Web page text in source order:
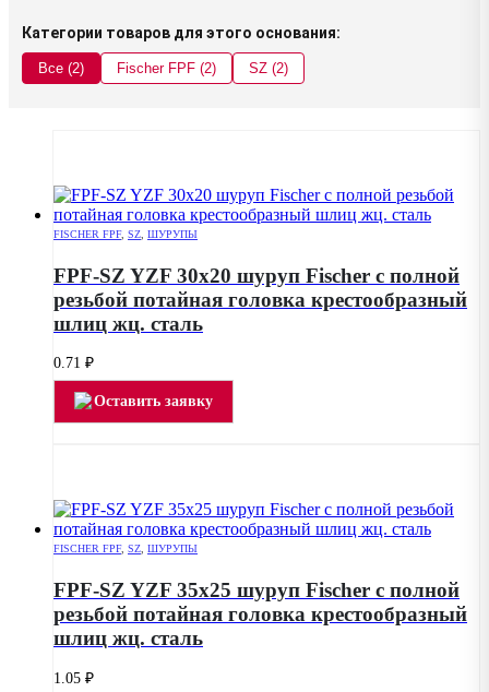
Категории товаров для этого основания:
Все (2) Fischer FPF (2) SZ (2)
FISCHER FPF, SZ ШУРУПЫ
FPF-SZ YZF 30х20 шуруп Fischer с полной
резьбой потайная головка крестообразный
шлиц жц. сталь
0.71 ₽
Оставить заявку
FISCHER FPF, SZ, ШУРУПЫ
FPF-SZ YZF 35х25 шуруп Fischer с полной
резьбой потайная головка крестообразный
шлиц жц. сталь
1.05 ₽